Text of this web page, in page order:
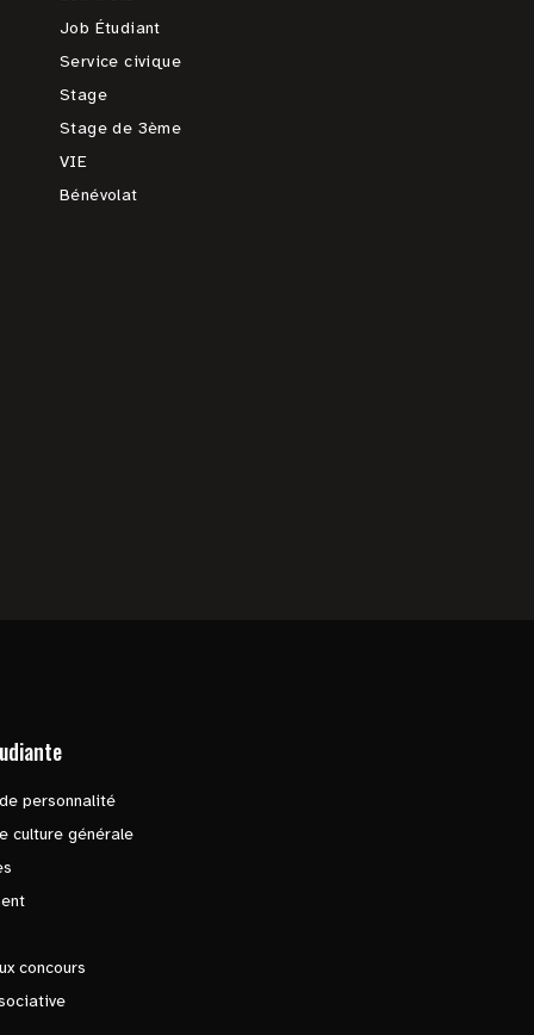
Job Étudiant
Service civique
Stage
Stage de 3ème
VIE
Bénévolat
personnalité
culture générale
concours